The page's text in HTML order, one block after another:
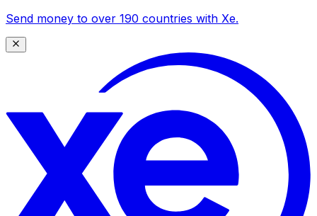
Send money to over 190 countries with Xe.